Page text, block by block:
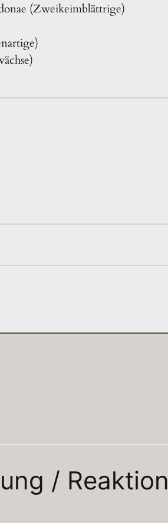
(Zweikeimblättrige)
/ Reaktion